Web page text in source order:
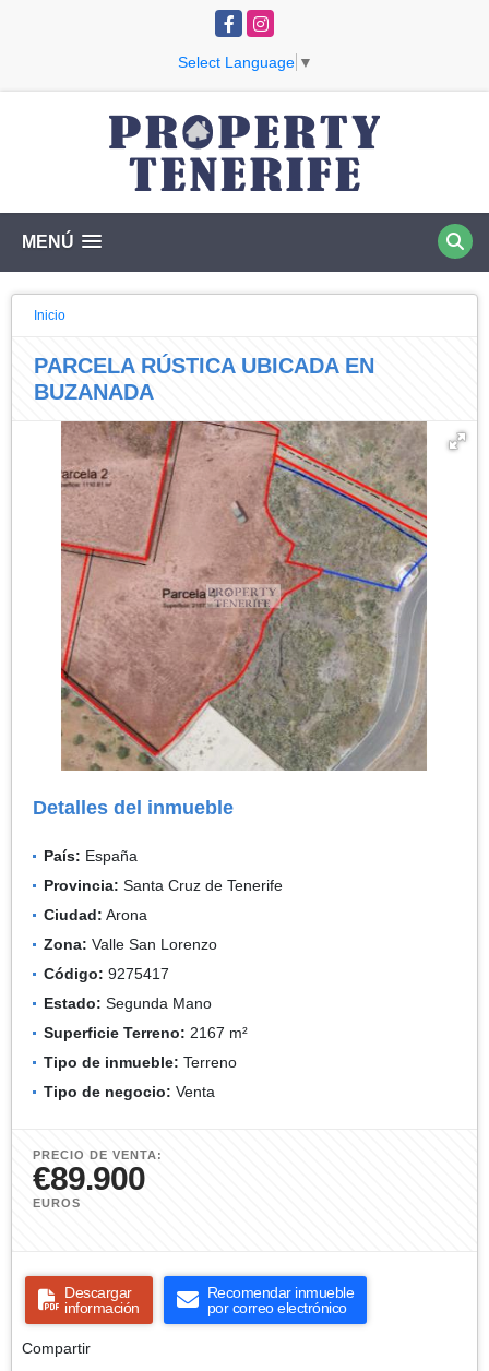
FacebookInstagram
Select Language ▼
MENÚ
Inicio
PARCELA RÚSTICA UBICADA EN
BUZANADA
Detalles del inmueble
País: España
Provincia: Santa Cruz de Tenerife
Ciudad: Arona
Zona: Valle San Lorenzo
Código: 9275417
Estado: Segunda Mano
Superficie Terreno: 2167 m²
Tipo de inmueble: Terreno
Tipo de negocio: Venta
PRECIO DE VENTA:
€89.900
EUROS
Descargar
información
Recomendar inmueble
por correo electrónico
Compartir